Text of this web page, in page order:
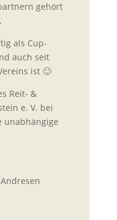
gehört
als Cup-
auch seit
ist 🙂
Reit- &
e. V. bei
unabhängige